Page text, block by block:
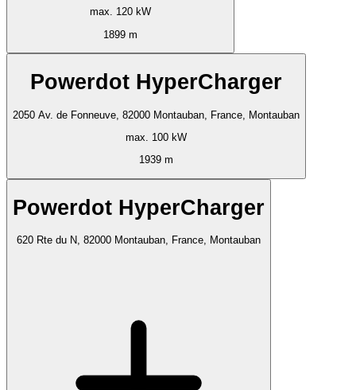
max. 120 kW
1899 m
Powerdot HyperCharger
2050 Av. de Fonneuve, 82000 Montauban, France, Montauban
max. 100 kW
1939 m
Powerdot HyperCharger
620 Rte du N, 82000 Montauban, France, Montauban